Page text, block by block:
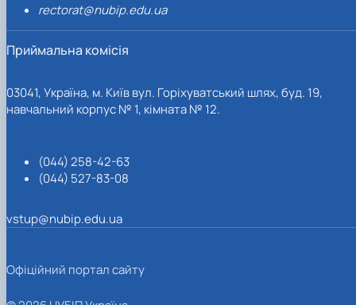
rectorat@nubip.edu.ua
Приймальна комісія
03041, Україна, м. Київ вул. Горіхуватський шлях, буд. 19,
навчальний корпус № 1, кімната № 12.
(044) 258-42-63
(044) 527-83-08
vstup@nubip.edu.ua
Офіційний портал сайту